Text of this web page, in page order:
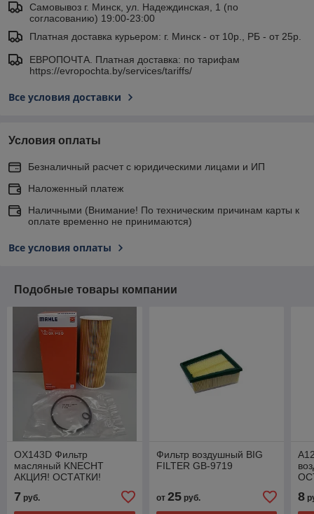
Самовывоз г. Минск, ул. Надеждинская, 1 (по
согласованию) 19:00-23:00
Платная доставка курьером: г. Минск - от 10р., РБ - от 25р.
ЕВРОПОЧТА. Платная доставка: по тарифам
https://evropochta.by/services/tariffs/
Все условия доставки
Условия оплаты
Безналичный расчет с юридическими лицами и ИП
Наложенный платеж
Наличными (Внимание! По техническим причинам карты к
оплате временно не принимаются)
Все условия оплаты
Подобные товары компании
OX143D Фильтр
масляный KNECHT
АКЦИЯ! ОСТАТКИ!
7 руб.
Фильтр воздушный BIG
FILTER GB-9719
от 25руб. 8